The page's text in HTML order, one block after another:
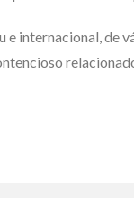
internacional, de